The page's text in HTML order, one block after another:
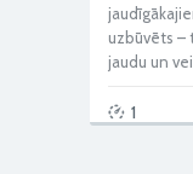
uzbūvēts –
jaudu un
1